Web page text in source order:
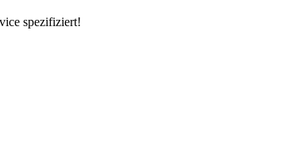
spezifiziert!